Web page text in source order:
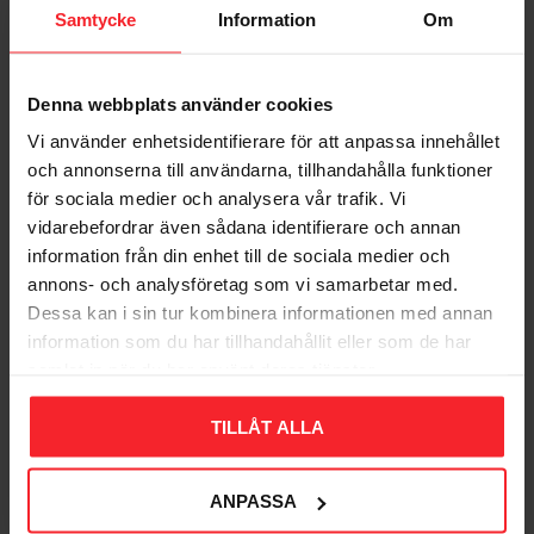
Samtycke Information Om
Denna webbplats använder cookies
Vi använder enhetsidentifierare för att anpassa innehållet
och annonserna till användarna, tillhandahålla funktioner
för sociala medier och analysera vår trafik. Vi
vidarebefordrar även sådana identifierare och annan
information från din enhet till de sociala medier och
annons- och analysföretag som vi samarbetar med.
Dessa kan i sin tur kombinera informationen med annan
information som du har tillhandahållit eller som de har
TILLÅT ALLA
ANPASSA
Diskbänk Contura
Concert C24-770 KF
8018175
5 320
Lägg till i favoriter
Concert C46-560 K
8018132
5 499